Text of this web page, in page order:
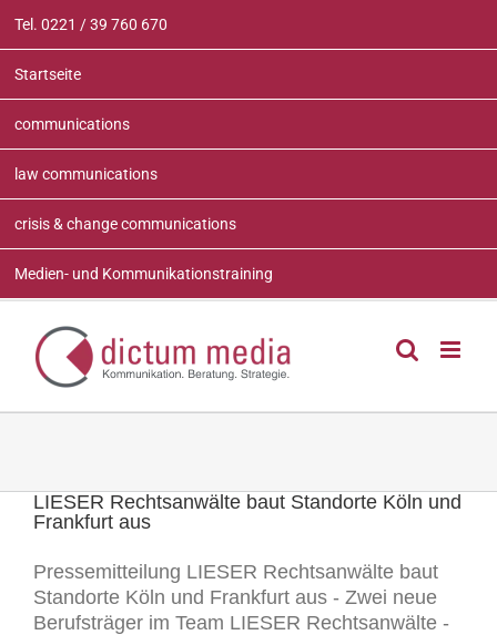
Inhalt
springen
Tel. 0221 / 39 760 670
Startseite
communications
law communications
crisis & change communications
Medien- und Kommunikationstraining
LIESER Rechtsanwälte baut Standorte Köln und
Frankfurt aus
Pressemitteilung LIESER Rechtsanwälte baut
Standorte Köln und Frankfurt aus - Zwei neue
Berufsträger im Team LIESER Rechtsanwälte -